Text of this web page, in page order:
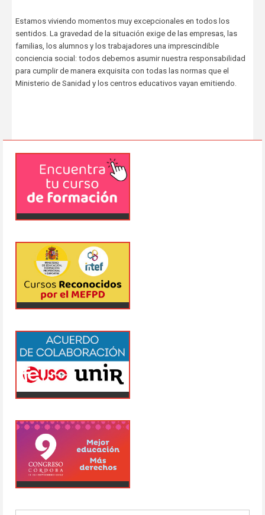
Estamos viviendo momentos muy excepcionales en todos los
sentidos. La gravedad de la situación exige de las empresas, las
familias, los alumnos y los trabajadores una imprescindible
conciencia social: todos debemos asumir nuestra responsabilidad
para cumplir de manera exquisita con todas las normas que el
Ministerio de Sanidad y los centros educativos vayan emitiendo.